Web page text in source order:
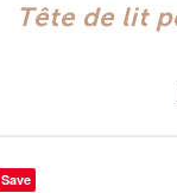
Tête de lit
Save